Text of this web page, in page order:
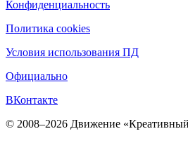
Конфиденциальность
Политика cookies
Условия использования ПД
Официально
ВКонтакте
© 2008–2026 Движение